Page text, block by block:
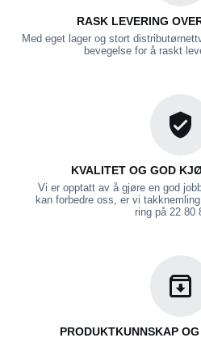
RASK LEVERING
Med eget lager og stort
bevegelse for å raskt
KVALITET OG GOD
Vi er opptatt av å gjøre en god
kan forbedre oss, er vi
ring på 22 80
PRODUKTKUNNSKAP